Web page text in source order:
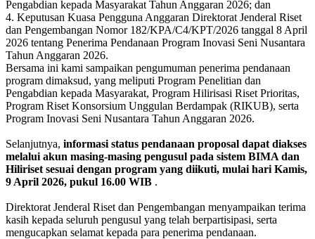
Pengabdian kepada Masyarakat Tahun Anggaran 2026; dan
4. Keputusan Kuasa Pengguna Anggaran Direktorat Jenderal Riset
dan Pengembangan Nomor 182/KPA/C4/KPT/2026 tanggal 8 April
2026 tentang Penerima Pendanaan Program Inovasi Seni Nusantara
Tahun Anggaran 2026.
Bersama ini kami sampaikan pengumuman penerima pendanaan
program dimaksud, yang meliputi Program Penelitian dan
Pengabdian kepada Masyarakat, Program Hilirisasi Riset Prioritas,
Program Riset Konsorsium Unggulan Berdampak (RIKUB), serta
Program Inovasi Seni Nusantara Tahun Anggaran 2026.
Selanjutnya, informasi status pendanaan proposal dapat diakses
melalui akun masing-masing pengusul pada sistem BIMA dan
Hiliriset sesuai dengan program yang diikuti, mulai hari Kamis,
9 April 2026, pukul 16.00 WIB .
Direktorat Jenderal Riset dan Pengembangan menyampaikan terima
kasih kepada seluruh pengusul yang telah berpartisipasi, serta
mengucapkan selamat kepada para penerima pendanaan.